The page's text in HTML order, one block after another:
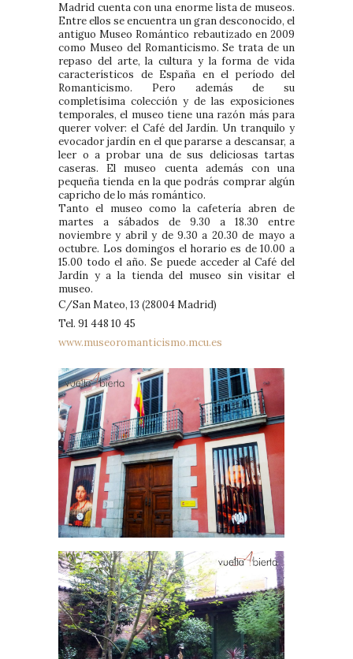
Madrid cuenta con una enorme lista de museos.
Entre ellos se encuentra un gran desconocido, el
antiguo Museo Romántico rebautizado en 2009
como Museo del Romanticismo. Se trata de un
repaso del arte, la cultura y la forma de vida
característicos de España en el período del
Romanticismo. Pero además de su
completísima colección y de las exposiciones
temporales, el museo tiene una razón más para
querer volver: el Café del Jardín. Un tranquilo y
evocador jardín en el que pararse a descansar, a
leer o a probar una de sus deliciosas tartas
caseras. El museo cuenta además con una
pequeña tienda en la que podrás comprar algún
capricho de lo más romántico.
Tanto el museo como la cafetería abren de
martes a sábados de 9.30 a 18.30 entre
noviembre y abril y de 9.30 a 20.30 de mayo a
octubre. Los domingos el horario es de 10.00 a
15.00 todo el año. Se puede acceder al Café del
Jardín y a la tienda del museo sin visitar el
museo.
C/San Mateo, 13 (28004 Madrid)
Tel. 91 448 10 45
www.museoromanticismo.mcu.es